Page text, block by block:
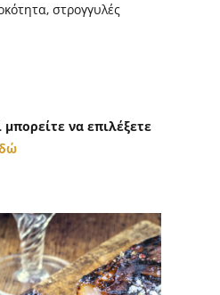
στρογγυλές
να επιλέξετε